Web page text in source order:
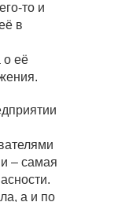
то и
в
о её
– самая
а и по